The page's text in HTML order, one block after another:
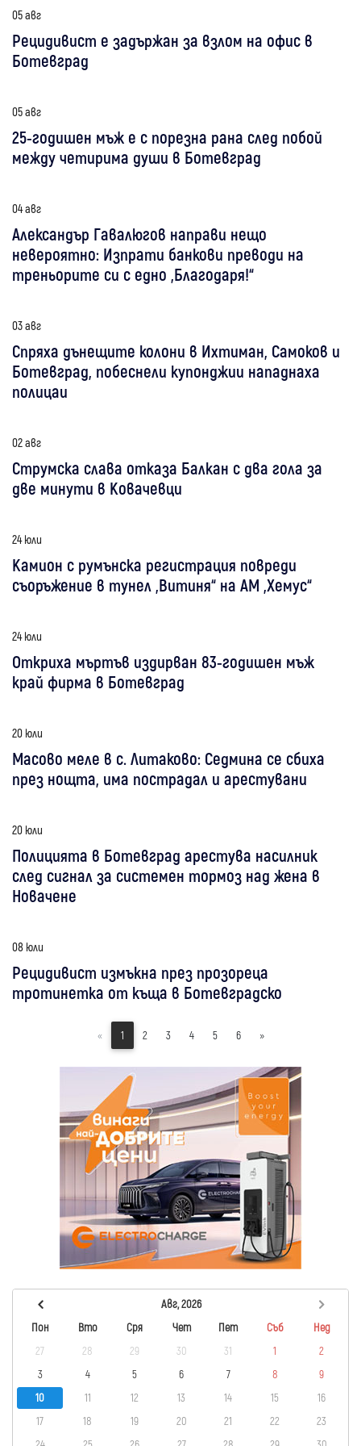
05 авг
Рецидивист е задържан за взлом на офис в
Ботевград
05 авг
25-годишен мъж е с порезна рана след побой
между четирима души в Ботевград
04 авг
Александър Гавалюгов направи нещо
невероятно: Изпрати банкови преводи на
треньорите си с едно „Благодаря!“
03 авг
Спряха дънещите колони в Ихтиман, Самоков и
Ботевград, побеснели купонджии нападнаха
полицаи
02 авг
Струмска слава отказа Балкан с два гола за
две минути в Ковачевци
24 юли
Камион с румънска регистрация повреди
съоръжение в тунел „Витиня“ на АМ „Хемус“
24 юли
Откриха мъртъв издирван 83-годишен мъж
край фирма в Ботевград
20 юли
Масово меле в с. Литаково: Седмина се сбиха
през нощта, има пострадал и арестувани
20 юли
Полицията в Ботевград арестува насилник
след сигнал за системен тормоз над жена в
Новачене
08 юли
Рецидивист измъкна през прозореца
тротинетка от къща в Ботевградско
« 1 2 3 4 5 6 »
Авг, 2026
Пон
Вто Сря Чет Пет Съб
Нед
27
28 29 30 31 1
2
3
4 5 6 7 8
9
10
11 12 13 14 15
16
17
18 19 20 21 22
23